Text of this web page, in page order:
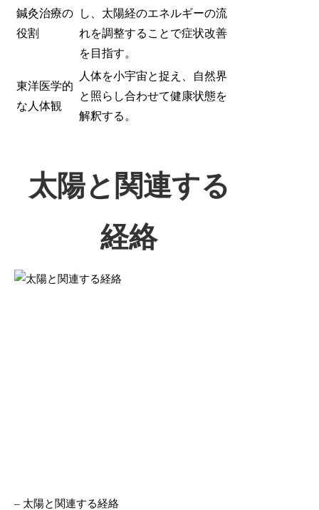
鍼灸治療の
役割
し、太陽経のエネルギーの流
れを調整することで症状改善
を目指す。
東洋医学的
な人体観
人体を小宇宙と捉え、自然界
と照らし合わせて健康状態を
解釈する。
太陽と関連する
経絡
– 太陽と関連する経絡